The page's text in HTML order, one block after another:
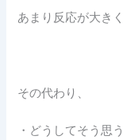
あまり反応が大き
その代わり、
・どうしてそう思